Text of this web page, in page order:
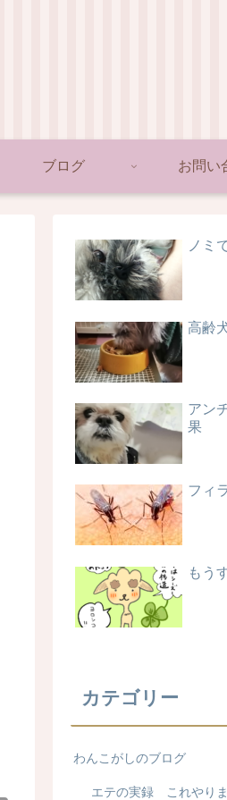
ブログ お問い
ノミ
高齢
アン
果
フィ
もう
カテゴリー
わんこがしのブログ
エテの実録 これやり